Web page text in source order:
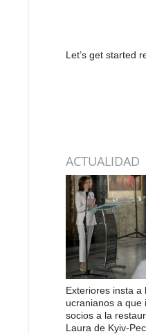
Let’s get started
ACTUALIDAD
Exteriores insta a
ucranianos a que
socios a la
Laura de Kyiv-